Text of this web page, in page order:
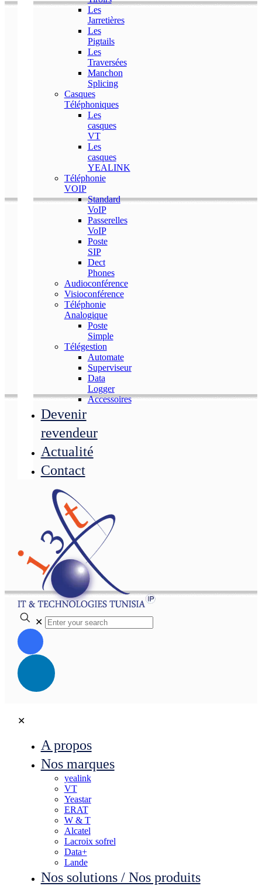
Les
Jarretières
Les
Pigtails
Les
Traversées
Manchon
Splicing
Casques
Téléphoniques
Les
casques
VT
Les
casques
YEALINK
Téléphonie
VOIP
Standard
VoIP
Passerelles
VoIP
Poste
SIP
Dect
Phones
Audioconférence
Visioconférence
Téléphonie
Analogique
Poste
Simple
Télégestion
Automate
Superviseur
Data
Logger
Accessoires
Devenir
revendeur
Actualité
Contact
✕
✕
A propos
Nos marques
yealink
VT
Yeastar
ERAT
W & T
Alcatel
Lacroix sofrel
Data+
Lande
Nos solutions / Nos produits